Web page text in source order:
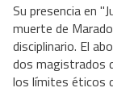
Su presencia en
muerte de
disciplinario. El
dos magistrados
los límites éticos